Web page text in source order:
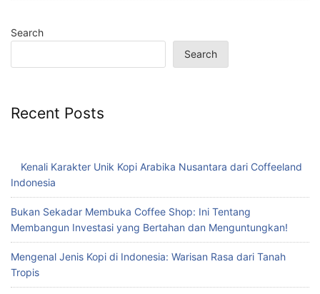
Search
Search
Recent Posts
Kenali Karakter Unik Kopi Arabika Nusantara dari Coffeeland
Indonesia
Bukan Sekadar Membuka Coffee Shop: Ini Tentang
Membangun Investasi yang Bertahan dan Menguntungkan!
Mengenal Jenis Kopi di Indonesia: Warisan Rasa dari Tanah
Tropis